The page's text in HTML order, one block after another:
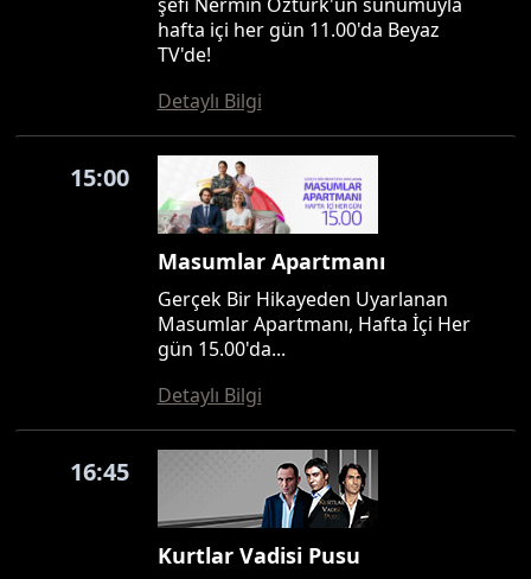
hafta içi her gün 11.00'da Beyaz
TV'de!
Detaylı Bilgi
15:00
Masumlar Apartmanı
Gerçek Bir Hikayeden Uyarlanan
Masumlar Apartmanı, Hafta İçi Her
gün 15.00'da...
Detaylı Bilgi
16:45
Kurtlar Vadisi Pusu